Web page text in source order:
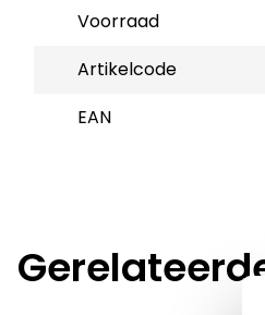
Voorraad
Artikelcode
EAN